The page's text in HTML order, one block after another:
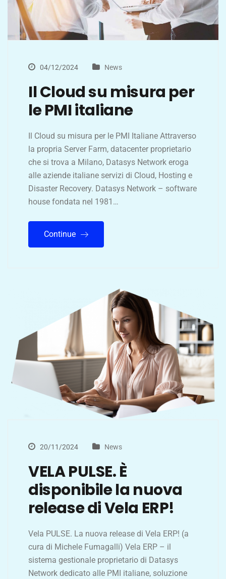
04/12/2024 News
Il Cloud su misura per
le PMI italiane
Il Cloud su misura per le PMI Italiane Attraverso
la propria Server Farm, datacenter proprietario
che si trova a Milano, Datasys Network eroga
alle aziende italiane servizi di Cloud, Hosting e
Disaster Recovery. Datasys Network – software
house fondata nel 1981…
Continue
20/11/2024 News
VELA PULSE. È
disponibile la nuova
release di Vela ERP!
Vela PULSE. La nuova release di Vela ERP! (a
cura di Michele Fumagalli) Vela ERP – il
sistema gestionale proprietario di Datasys
Network dedicato alle PMI italiane, soluzione